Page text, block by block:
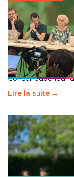
Transition
Éducation fait
30 juin 2026–
Pendant plusieurs
travaillé sur la
Conseil Supérieur
Lire la suite →